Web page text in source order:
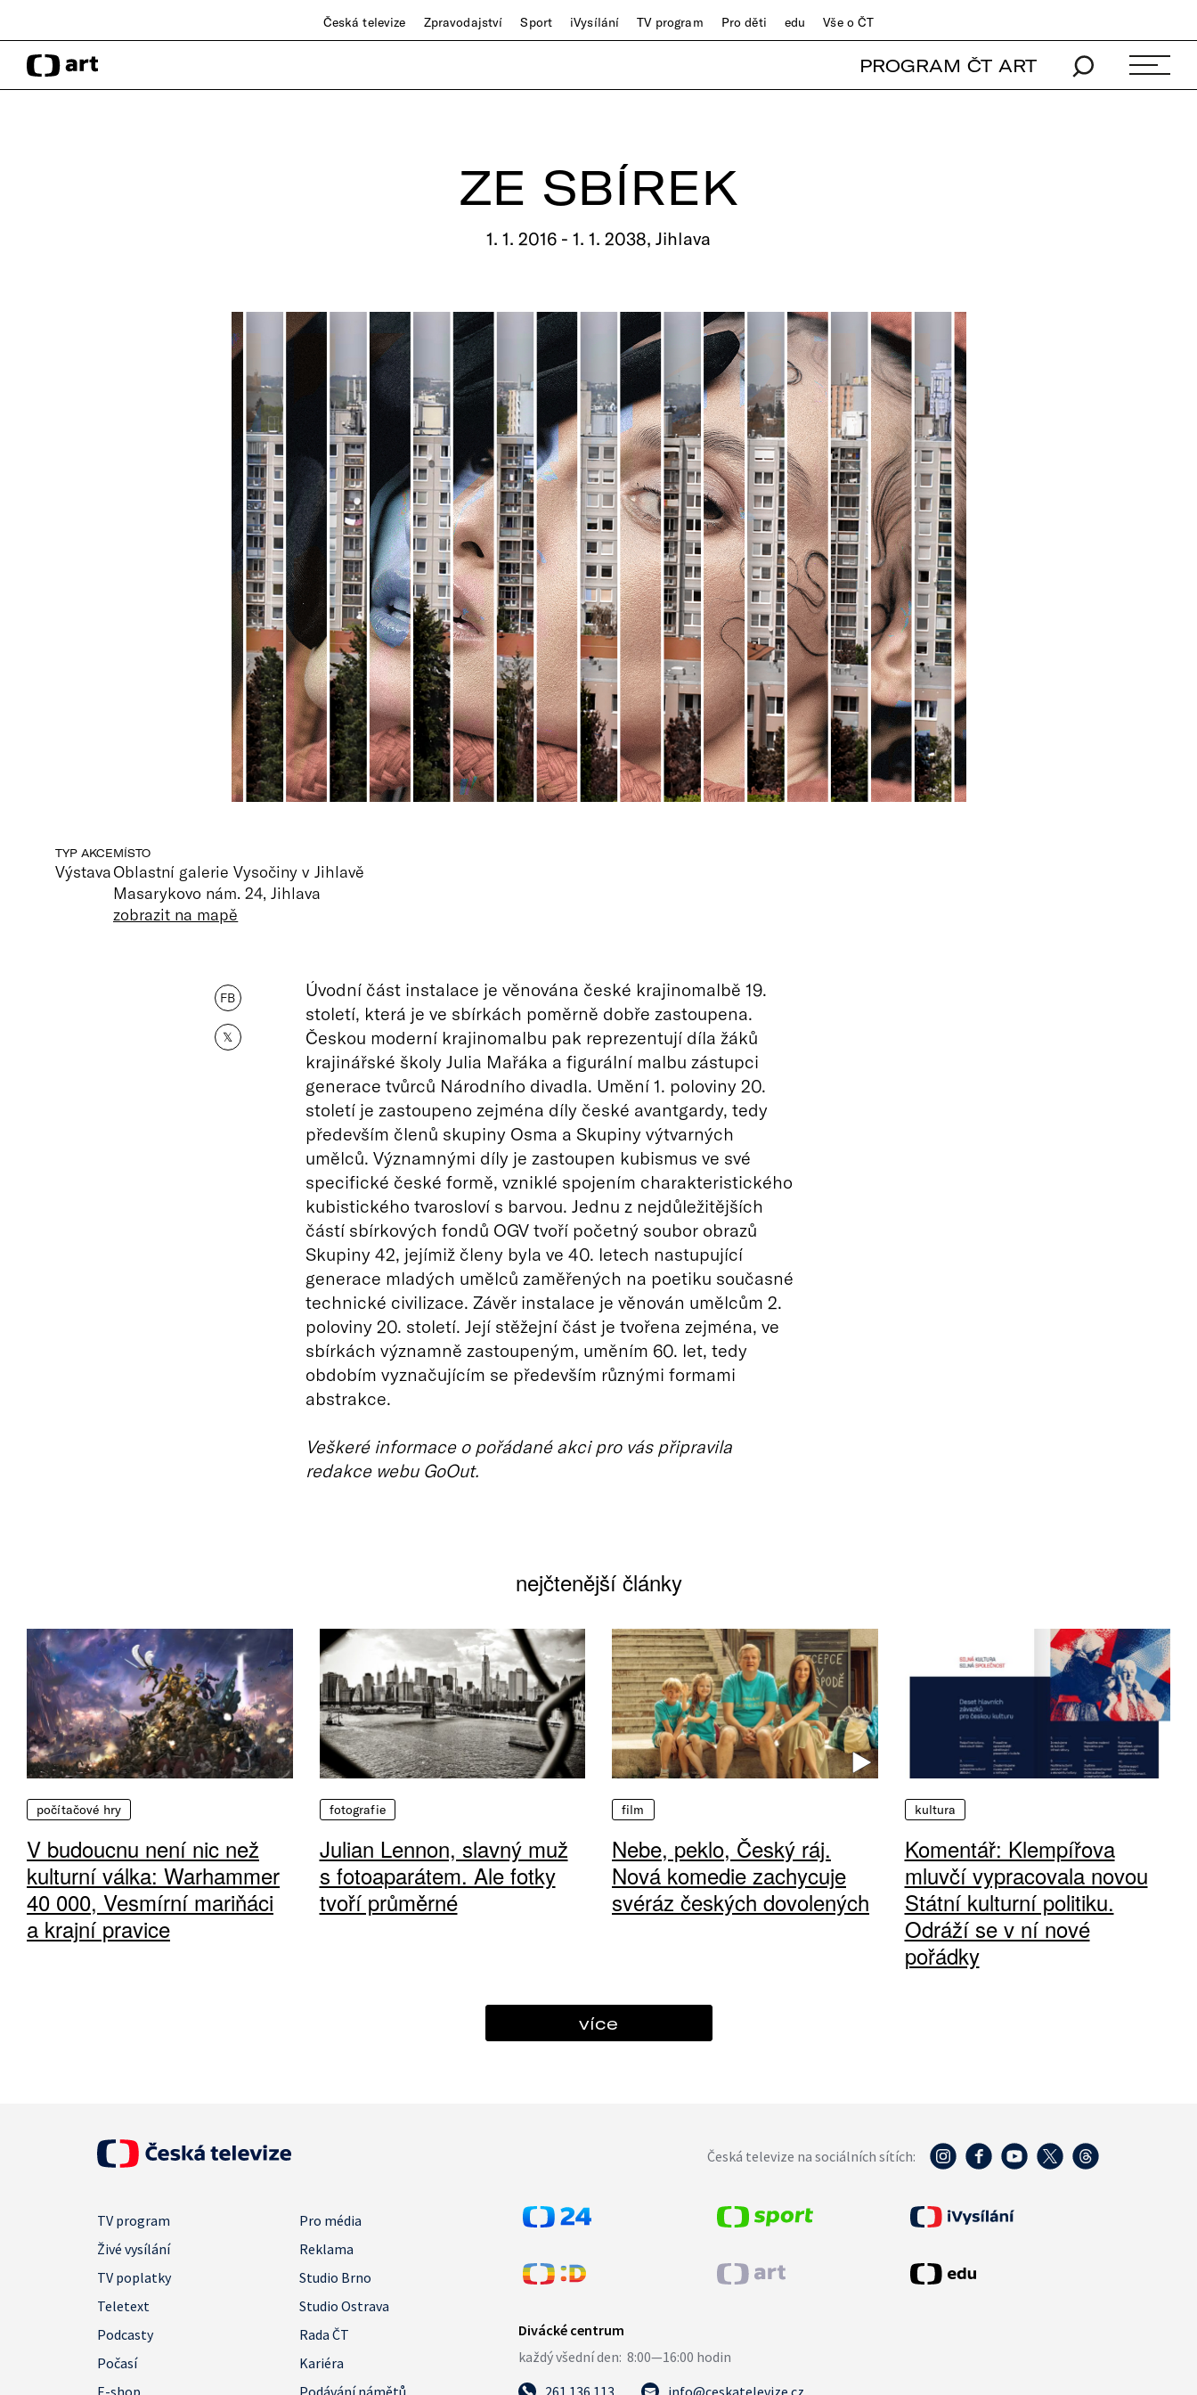
Česká televize Zpravodajství Sport iVysílání TV program Pro děti edu Vše o ČT
PROGRAM ČT ART
ZE SBÍREK
1. 1. 2016 - 1. 1. 2038, Jihlava
TYP AKCE
Výstava
MÍSTO
Oblastní galerie Vysočiny v Jihlavě
Masarykovo nám. 24, Jihlava
zobrazit na mapě
FB
𝕏
Úvodní část instalace je věnována české krajinomalbě 19.
století, která je ve sbírkách poměrně dobře zastoupena.
Českou moderní krajinomalbu pak reprezentují díla žáků
krajinářské školy Julia Mařáka a figurální malbu zástupci
generace tvůrců Národního divadla. Umění 1. poloviny 20.
století je zastoupeno zejména díly české avantgardy, tedy
především členů skupiny Osma a Skupiny výtvarných
umělců. Významnými díly je zastoupen kubismus ve své
specifické české formě, vzniklé spojením charakteristického
kubistického tvarosloví s barvou. Jednu z nejdůležitějších
částí sbírkových fondů OGV tvoří početný soubor obrazů
Skupiny 42, jejímiž členy byla ve 40. letech nastupující
generace mladých umělců zaměřených na poetiku současné
technické civilizace. Závěr instalace je věnován umělcům 2.
poloviny 20. století. Její stěžejní část je tvořena zejména, ve
sbírkách významně zastoupeným, uměním 60. let, tedy
obdobím vyznačujícím se především různými formami
abstrakce.
Veškeré informace o pořádané akci pro vás připravila
redakce webu GoOut.
nejčtenější články
počítačové hry
V budoucnu není nic než
kulturní válka: Warhammer
40 000, Vesmírní mariňáci
a krajní pravice
fotografie
Julian Lennon, slavný muž
s fotoaparátem. Ale fotky
tvoří průměrné
film
Nebe, peklo, Český ráj.
Nová komedie zachycuje
svéráz českých dovolených
kultura
Komentář: Klempířova
mluvčí vypracovala novou
Státní kulturní politiku.
Odráží se v ní nové
pořádky
více
Česká televize na sociálních sítích:
TV program
Pro média
Živé vysílání
Reklama
TV poplatky
Studio Brno
Teletext
Studio Ostrava
Podcasty
Rada ČT
Počasí
Kariéra